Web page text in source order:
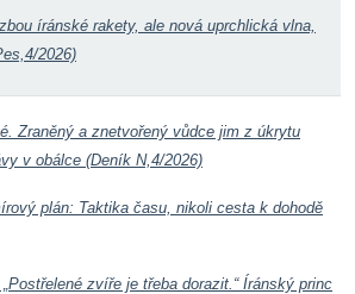
íránské rakety, ale nová uprchlická vlna,
2026)
Zraněný a znetvořený vůdce jim z úkrytu
v obálce (Deník N,4/2026)
plán: Taktika času, nikoli cesta k dohodě
zvíře je třeba dorazit.“ Íránský princ